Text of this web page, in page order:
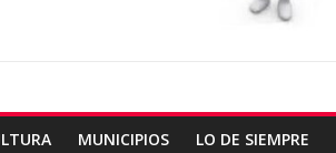
MUNICIPIOS LO DE SIEMPRE